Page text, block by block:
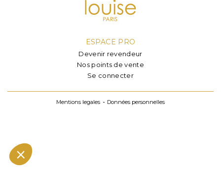
ESPACE PRO
Devenir revendeur
Nos points de vente
Se connecter
Mentions legales Données personnelles